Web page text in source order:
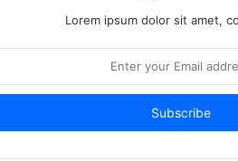
Lorem ipsum dolor sit amet,